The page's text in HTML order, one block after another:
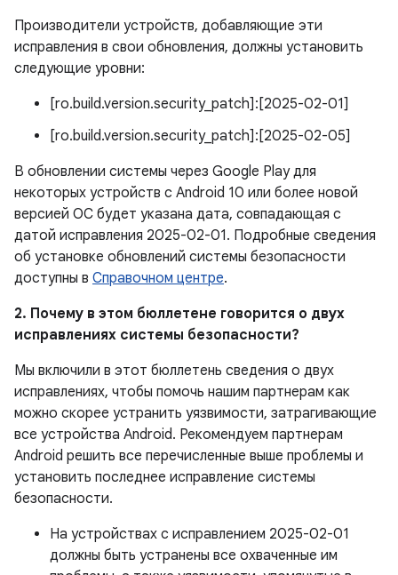
Производители устройств, добавляющие эти
исправления в свои обновления, должны установить
следующие уровни:
[ro.build.version.security_patch]:[2025-02-01]
[ro.build.version.security_patch]:[2025-02-05]
В обновлении системы через Google Play для
некоторых устройств с Android 10 или более новой
версией ОС будет указана дата, совпадающая с
датой исправления 2025-02-01. Подробные сведения
об установке обновлений системы безопасности
доступны в Справочном центре.
2. Почему в этом бюллетене говорится о двух
исправлениях системы безопасности?
Мы включили в этот бюллетень сведения о двух
исправлениях, чтобы помочь нашим партнерам как
можно скорее устранить уязвимости, затрагивающие
все устройства Android. Рекомендуем партнерам
Android решить все перечисленные выше проблемы и
установить последнее исправление системы
безопасности.
На устройствах с исправлением 2025-02-01
должны быть устранены все охваченные им